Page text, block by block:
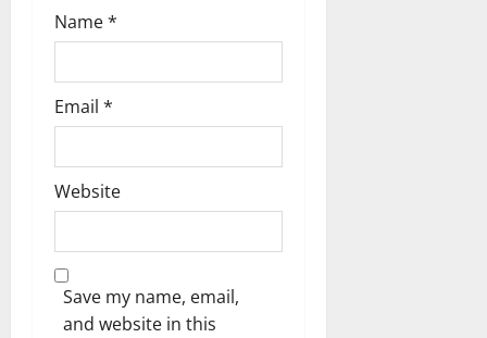
Name*
Email *
Website
Save my name, email,
and website in this